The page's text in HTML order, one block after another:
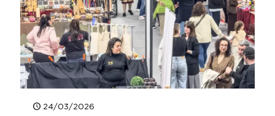
24/03/2026